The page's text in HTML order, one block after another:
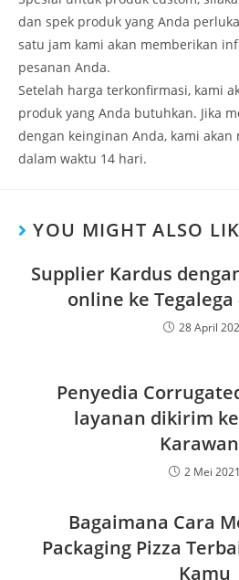
dan spek produk yang Anda
satu jam kami akan memberikan
pesanan Anda.
Setelah harga terkonfirmasi, kami
produk yang Anda butuhkan. Jika
dengan keinginan Anda, kami
dalam waktu 14 hari.
YOU MIGHT ALSO
Supplier Kardus
online ke
28 April
Penyedia
layanan dikirim
2 Mei 2021
Bagaimana Cara
Packaging Pizza
Kamu